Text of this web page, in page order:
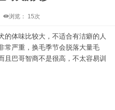
浏览： 15次
的体味比较大，不适合有洁癖的人
常严重，换毛季节会脱落大量毛
且巴哥智商不是很高，不太容易训